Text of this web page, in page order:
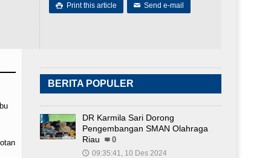
 Print this article ✉ Send e-mail
BERITA POPULER
DR Karmila Sari Dorong
Pengembangan SMAN Olahraga
Riau
0
🕔 09:35:41, 10 Des 2024